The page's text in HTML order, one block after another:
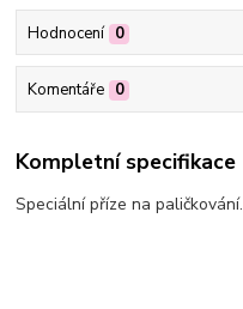
Hodnocení 0
Komentáře 0
Kompletní specifikace
Speciální příze na paličkování.